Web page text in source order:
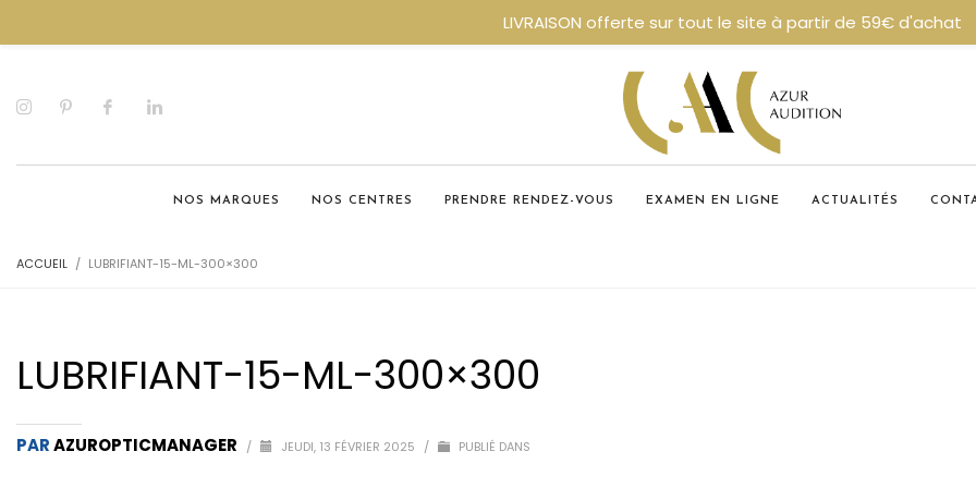
NOS MARQUES NOS CENTRES PRENDRE RENDEZ-VOUS EXAMEN EN LIGNE ACTUALITÉS
ACCUEIL LUBRIFIANT-15-ML-300×300
LUBRIFIANT-15-ML-300×300
PARAZUROPTICMANAGER / JEUDI, 13 FÉVRIER 2025 / PUBLIÉ DANS
LIVRAISON offerte sur tout le site à partir de 59€ d'achat